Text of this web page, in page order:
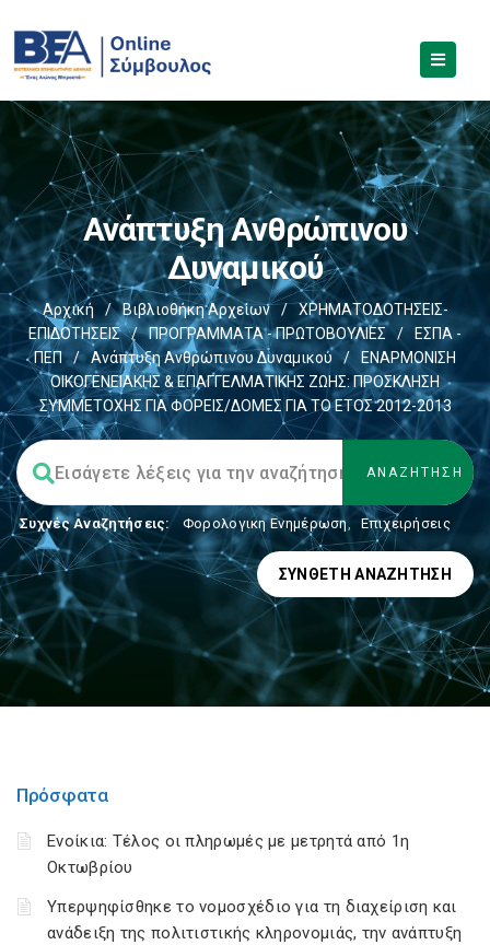
Ανάπτυξη Ανθρώπινου
Δυναμικού
Αρχική / Βιβλιοθήκη Αρχείων /
ΧΡΗΜΑΤΟΔΟΤΗΣΕΙΣ-
ΕΠΙΔΟΤΗΣΕΙΣ
/ ΠΡΟΓΡΑΜΜΑΤΑ - ΠΡΩΤΟΒΟΥΛΙΕΣ /
ΕΣΠΑ -
ΠΕΠ
/ Ανάπτυξη Ανθρώπινου Δυναμικού /
ΕΝΑΡΜΟΝΙΣΗ
ΟΙΚΟΓΕΝΕΙΑΚΗΣ & ΕΠΑΓΓΕΛΜΑΤΙΚΗΣ ΖΩΗΣ: ΠΡΟΣΚΛΗΣΗ
ΣΥΜΜΕΤΟΧΗΣ ΓΙΑ ΦΟΡΕΙΣ/ΔΟΜΕΣ ΓΙΑ ΤΟ ΕΤΟΣ 2012-2013
Συχνές Αναζητήσεις: Φορολογικη Ενημέρωση, Επιχειρήσεις
ΣΎΝΘΕΤΗ ΑΝΑΖΉΤΗΣΗ
Πρόσφατα
Ενοίκια: Τέλος οι πληρωμές με μετρητά από 1η
Οκτωβρίου
Υπερψηφίσθηκε το νομοσχέδιο για τη διαχείριση και
ανάδειξη της πολιτιστικής κληρονομιάς, την ανάπτυξη